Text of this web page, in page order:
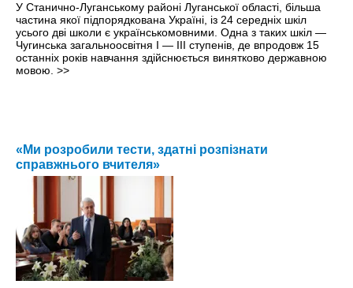
У Станично-Луганському районі Луганської області, більша
частина якої підпорядкована Україні, із 24 середніх шкіл
усього дві школи є українськомовними. Одна з таких шкіл —
Чугинська загальноосвітня І — ІІІ ступенів, де впродовж 15
останніх років навчання здійснюється винятково державною
мовою. >>
«Ми розробили тести, здатні розпізнати
справжнього вчителя»